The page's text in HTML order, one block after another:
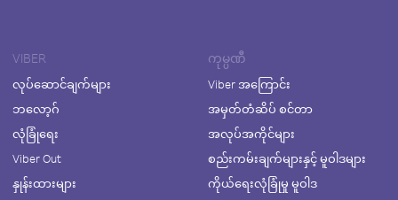
VIBER
လုပ်ဆောင်ချက်များ
ဘလော့ဂ်
လုံခြုံရေး
Viber Out
နှုန်းထားများ
ကုမ္ပဏီ
Viber အကြောင်း
အမှတ်တံဆိပ် စင်တာ
အလုပ်အကိုင်များ
စည်းကမ်းချက်များနှင့် မူဝါဒများ
ကိုယ်ရေးလုံခြုံမှု မူဝါဒ